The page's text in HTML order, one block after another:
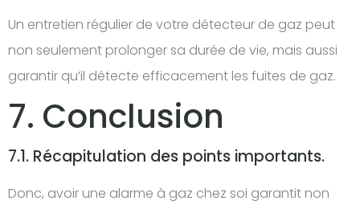
Un entretien régulier de votre détecteur de gaz peut
non seulement prolonger sa durée de vie, mais aussi
garantir qu’il détecte efficacement les fuites de gaz.
7. Conclusion
7.1. Récapitulation des points importants.
Donc, avoir une alarme à gaz chez soi garantit non